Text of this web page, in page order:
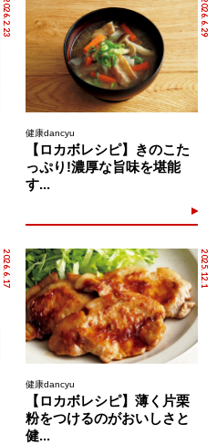
2026.2.23 2026.6.29
健康dancyu
【ロカボレシピ】きのこた
っぷり!濃厚な旨味を堪能
す...
2026.6.17 2025.12.1
健康dancyu
【ロカボレシピ】薄く片栗
粉をつけるのがおいしさと
健...